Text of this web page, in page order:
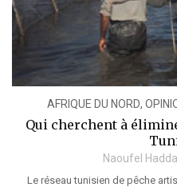
AFRIQUE DU NORD,
Qui cherchent à
Naoufel
Le réseau tunisien de pêche